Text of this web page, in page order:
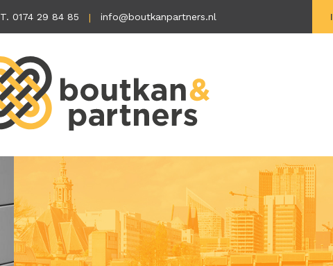
T. 0174 29 84 85 info@boutkanpartners.nl